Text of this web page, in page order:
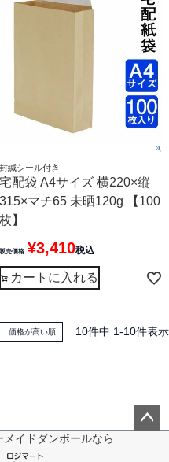
封緘シール付き
宅配袋 A4サイズ 横220×縦
315×マチ65 未晒120g 【100
枚】
販売価格 ¥3,410税込
カートに入れる
価格が高い順 10件中 1-10件表示
イドダンボールなら